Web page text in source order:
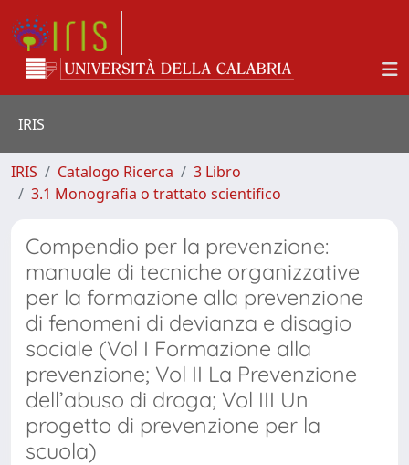
IRIS
IRIS Catalogo Ricerca
3 Libro
3.1 Monografia o trattato scientifico
Compendio per la prevenzione:
manuale di tecniche organizzative
per la formazione alla prevenzione
di fenomeni di devianza e disagio
sociale (Vol I Formazione alla
prevenzione; Vol II La Prevenzione
dell’abuso di droga; Vol III Un
progetto di prevenzione per la
scuola)